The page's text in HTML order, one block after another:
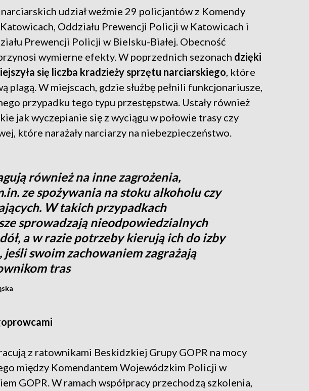
udział weźmie 29 policjantów z Komendy
Oddziału Prewencji Policji w Katowicach i
Prewencji Policji w Bielsku-Białej. Obecność
wymierne efekty. W poprzednich sezonach dzięki
się liczba kradzieży sprzętu narciarskiego, które
plagą. W miejscach, gdzie służbę pełnili funkcjonariusze,
przypadku tego typu przestępstwa. Ustały również
jak wyczepianie się z wyciągu w połowie trasy czy
które narażały narciarzy na niebezpieczeństwo.
również na inne zagrożenia,
ze spożywania na stoku alkoholu czy
W takich przypadkach
sprowadzają nieodpowiedzialnych
a w razie potrzeby kierują ich do izby
swoim zachowaniem zagrażają
tras
z ratownikami Beskidzkiej Grupy GOPR na mocy
między Komendantem Wojewódzkim Policji w
GOPR. W ramach współpracy przechodzą szkolenia,